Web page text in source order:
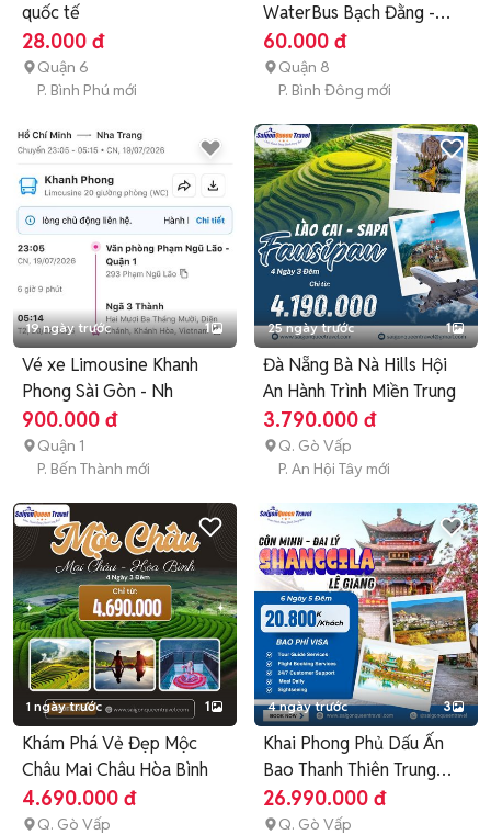
quốc tế
28.000 đ
Quận 6
P. Bình Phú mới
WaterBus Bạch Đằng -
Linh Đông
60.000 đ
Quận 8
P. Bình Đông mới
19 ngày trước 1
Vé xe Limousine Khanh
Phong Sài Gòn - Nh
900.000 đ
Quận 1
P. Bến Thành mới
25 ngày trước 1
Đà Nẵng Bà Nà Hills Hội
An Hành Trình Miền Trung
3.790.000 đ
Q. Gò Vấp
P. An Hội Tây mới
1 ngày trước 1
Khám Phá Vẻ Đẹp Mộc
Châu Mai Châu Hòa Bình
4.690.000 đ
Q. Gò Vấp
4 ngày trước 3
Khai Phong Phủ Dấu Ấn
Bao Thanh Thiên Trung
Hoa
26.990.000 đ
Q. Gò Vấp